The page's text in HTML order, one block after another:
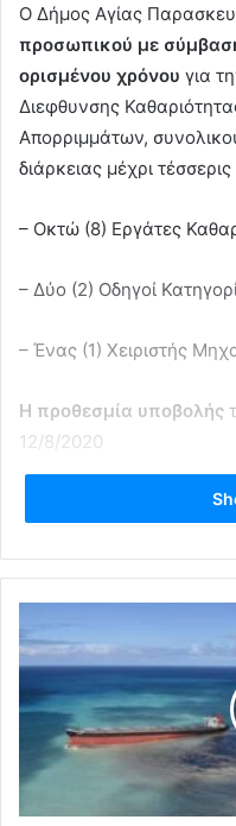
Ο Δήμος Αγίας
προσωπικού με σύμβαση
ορισμένου χρόνου για
Διεφθυνσης
Απορριμμάτων,
διάρκειας μέχρι
– Οκτώ (8) Εργάτες
– Δύο (2) Οδηγοί
– Ένας (1) Χειριστής
Η προθεσμία υποβολής
12/8/2020
Οι ενδιαφερόμενοι
ισόγειο του Δημοτικού
10-12, καθώς και μέσω
Για πληροφορίες
προϋποθέσεις μπορείτε
τηλέφωνα: